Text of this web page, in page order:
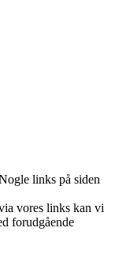
links på siden
vores links kan vi
forudgående